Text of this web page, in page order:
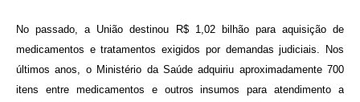
No passado, a União destinou R$ 1,02 bilhão para aquisição de
medicamentos e tratamentos exigidos por demandas judiciais. Nos
últimos anos, o Ministério da Saúde adquiriu aproximadamente 700
itens entre medicamentos e outros insumos para atendimento a